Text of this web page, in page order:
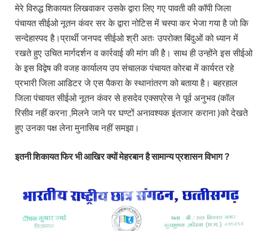
मेरे विरुद्ध शिकायत लिखवाकर उसके द्वारा लिए गए पावती की कॉपी जिला
पंचायत सीईओ नूतन कंवर सर के द्वारा नोटिस में चस्पा कर भेजा गया है जो कि
सन्देहास्पद है।प्रार्थी जनपद सीईओ श्री अतः उपरोक्त बिंदुओं को ध्यान में
रखते हुए उचित मार्गदर्शन व कार्रवाई की मांग की है। साथ ही उन्होंने इस सीईओ
के इस विद्वेष की वजह कार्यालय उप संचालक पंचायत कोरबा में कार्यरत रहे
प्रभारी जिला आडिटर जे एस पैकरा के स्थानांतरण को बताया है। बहरहाल
जिला पंचायत सीईओ नूतन कंवर से हसदेव एक्सप्रेस ने पूर्व अनुभव (कॉल
रिसीव नहीं करना ,मिलने जाने पर घण्टों अनावश्यक इंतजार कराना )को देखते
हुए उनका पक्ष लेना मुनासिब नहीं समझा।
इतनी शिकायत फिर भी आखिर क्यों मेहरबान है सामान्य प्रशासन विभाग ?